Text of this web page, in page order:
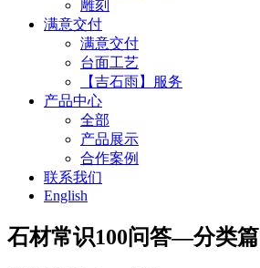
雕刻
满意交付
满意交付
台面工艺
【吉石雨】服务
产品中心
全部
产品展示
合作案例
联系我们
English
石材常识100问答—分类篇